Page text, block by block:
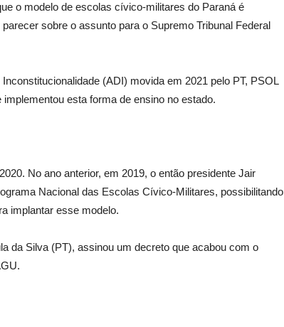
o modelo de escolas cívico-militares do Paraná é
sobre o assunto para o Supremo Tribunal Federal
(ADI) movida em 2021 pelo PT, PSOL
esta forma de ensino no estado.
No ano anterior, em 2019, o então presidente Jair
Nacional das Escolas Cívico-Militares, possibilitando
implantar esse modelo.
da Silva (PT), assinou um decreto que acabou com o